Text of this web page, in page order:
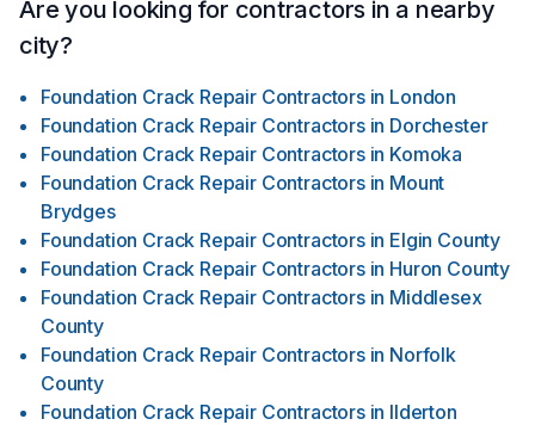
Are you looking for contractors in a nearby
city?
Foundation Crack Repair Contractors in London
Foundation Crack Repair Contractors in Dorchester
Foundation Crack Repair Contractors in Komoka
Foundation Crack Repair Contractors in Mount
Brydges
Foundation Crack Repair Contractors in Elgin County
Foundation Crack Repair Contractors in Huron County
Foundation Crack Repair Contractors in Middlesex
County
Foundation Crack Repair Contractors in Norfolk
County
Foundation Crack Repair Contractors in Ilderton